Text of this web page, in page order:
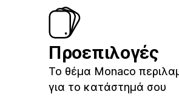
Προεπιλογές
Το θέμα Monaco
για το κατάστημά σου